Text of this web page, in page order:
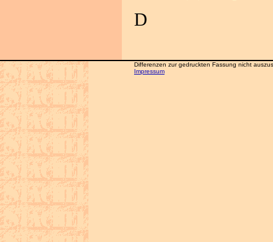
D
Differenzen zur gedruckten Fassung nicht
Impressum